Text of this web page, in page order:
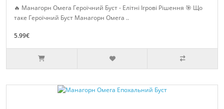
🔥 Манагорн Омега Героїчний Буст - Елітні Ігрові Рішення 🎯 Що
таке Героїчний Буст Манагорн Омега ..
5.99€